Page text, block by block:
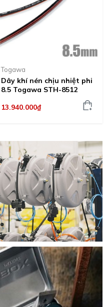
Togawa
Dây khí nén chịu nhiệt phi
8.5 Togawa STH-8512
13.940.000₫